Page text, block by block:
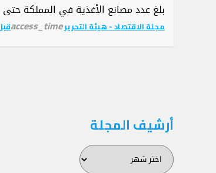
بلغ عدد مصانع الأغذية في المملكة حتى الربع الأول من العام الجاري نحو
مجلة الاقتصاد - هيئة التحريرaccess_timeقبل 5
أرشيف المجلة
أرشيف
المجلة